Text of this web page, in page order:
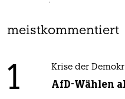
meistkommentiert
1 Krise der
AfD-Wählen